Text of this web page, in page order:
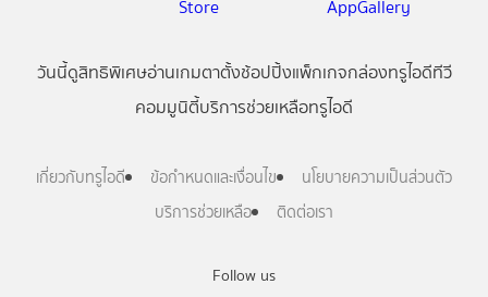
Follow us
วันนี้ดูสิทธิพิเศษอ่านเกมตาตั้งช้อปปิ้งแพ็กเกจกล่องทรูไอดีทีวี
คอมมูนิตี้บริการช่วยเหลือทรูไอดี
เกี่ยวกับทรูไอดี ข้อกำหนดและเงื่อนไข
นโยบายความเป็นส่วนตัว
บริการช่วยเหลือ
ติดต่อเรา